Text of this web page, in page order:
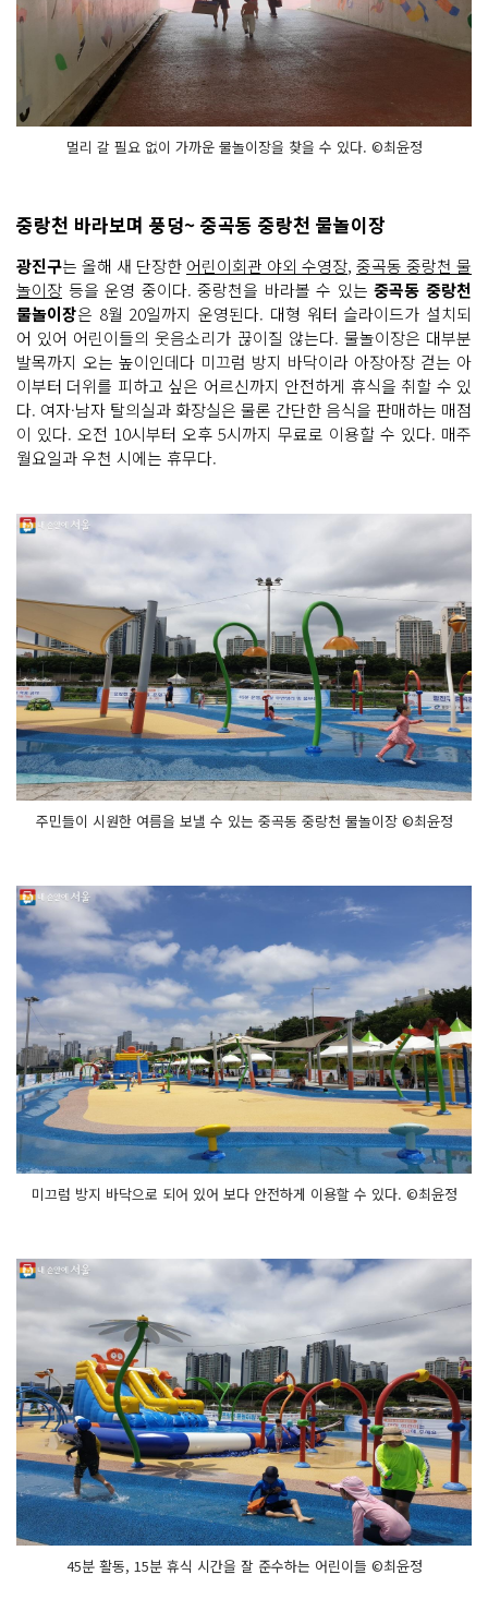
멀리 갈 필요 없이 가까운 물놀이장을 찾을 수 있다. ©최윤정
중랑천 바라보며 풍덩~ 중곡동 중랑천 물놀이장
광진구는 올해 새 단장한 어린이회관 야외 수영장, 중곡동 중랑천 물
놀이장 등을 운영 중이다. 중랑천을 바라볼 수 있는중곡동 중랑천
물놀이장은 8월 20일까지 운영된다. 대형 워터 슬라이드가 설치되
어 있어 어린이들의 웃음소리가 끊이질 않는다. 물놀이장은 대부분
발목까지 오는 높이인데다 미끄럼 방지 바닥이라 아장아장 걷는 아
이부터 더위를 피하고 싶은 어르신까지 안전하게 휴식을 취할 수 있
다. 여자·남자 탈의실과 화장실은 물론 간단한 음식을 판매하는 매점
이 있다. 오전 10시부터 오후 5시까지 무료로 이용할 수 있다. 매주
월요일과 우천 시에는 휴무다.
주민들이 시원한 여름을 보낼 수 있는 중곡동 중랑천 물놀이장 ©최윤정
미끄럼 방지 바닥으로 되어 있어 보다 안전하게 이용할 수 있다. ©최윤정
45분 활동, 15분 휴식 시간을 잘 준수하는 어린이들 ©최윤정